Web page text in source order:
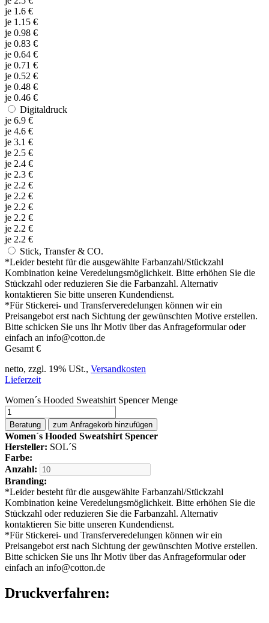
je 1.6 €
je 1.15 €
je 0.98 €
je 0.83 €
je 0.64 €
je 0.71 €
je 0.52 €
je 0.48 €
je 0.46 €
Digitaldruck
je 6.9 €
je 4.6 €
je 3.1 €
je 2.5 €
je 2.4 €
je 2.3 €
je 2.2 €
je 2.2 €
je 2.2 €
je 2.2 €
je 2.2 €
je 2.2 €
Stick, Transfer & CO.
*Leider besteht für die ausgewählte Farbanzahl/Stückzahl
Kombination keine Veredelungsmöglichkeit. Bitte erhöhen Sie die
Stückzahl oder reduzieren Sie die Farbanzahl. Alternativ
kontaktieren Sie bitte unseren Kundendienst.
*Für Stickerei- und Transferveredelungen können wir ein
Preisangebot erst nach Sichtung der gewünschten Motive erstellen.
Bitte schicken Sie uns Ihr Motiv über das Anfrageformular oder
einfach an info@cotton.de
Gesamt €
netto, zzgl. 19% USt., Versandkosten
Lieferzeit
Women´s Hooded Sweatshirt Spencer Menge
Beratung zum Anfragekorb hinzufügen
Women´s Hooded Sweatshirt Spencer
Hersteller: SOL´S
Farbe:
Anzahl:
Branding:
*Leider besteht für die ausgewählte Farbanzahl/Stückzahl
Kombination keine Veredelungsmöglichkeit. Bitte erhöhen Sie die
Stückzahl oder reduzieren Sie die Farbanzahl. Alternativ
kontaktieren Sie bitte unseren Kundendienst.
*Für Stickerei- und Transferveredelungen können wir ein
Preisangebot erst nach Sichtung der gewünschten Motive erstellen.
Bitte schicken Sie uns Ihr Motiv über das Anfrageformular oder
einfach an info@cotton.de
Druckverfahren: